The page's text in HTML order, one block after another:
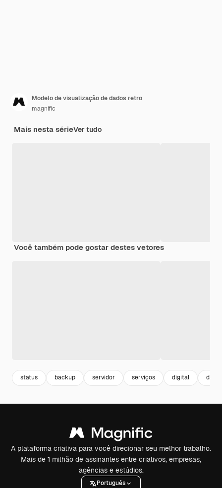
Modelo de visualização de dados retro
magnific
Mais nesta sérieVer tudo
Você também pode gostar destes vetores
status backup servidor serviços digital
A plataforma criativa para você direcionar seu melhor trabalho.
Mais de 1 milhão de assinantes entre criativos, empresas,
agências e estúdios.
Português